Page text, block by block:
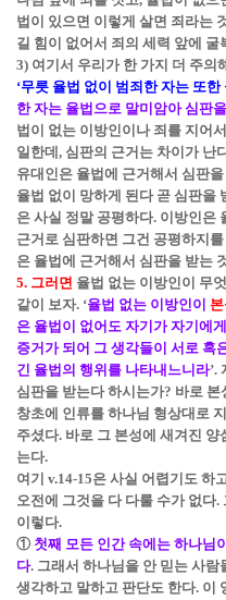
법이 있으면 이렇게 살면 죄라는
길 힘이 없어서 죄의 세력 앞에 굴
3) 여기서 우리가 한 가지 더 주의
‘무릇 율법 없이 범죄한 자는 또
한 자는 율법으로 말미암아 심판
법이 없는 이방인이나 죄를 지어
일한데, 심판의 근거는 차이가 난
유대인은 율법에 근거해서 심판
율법 없이 망하게 된다 곧 심판을
은 사실 정말 공평하다. 이방인은
근거로 심판하면 그건 공평하지
은 율법에 근거해서 심판을 받는
5. 그러면 율법 없는 이방인이 무
같이 보자. ‘율법 없는 이방인이
은 율법이 없어도 자기가 자기에
증거가 되어 그 생각들이 서로 혹
긴 율법의 행위를 나타내느니라’.
심판을 받는다 하시는가? 바로
창초에 인류를 하나님 형상대로
주셨다. 바로 그 본성에 새겨진
는다.
여기 v.14-15은 사실 어렵기도 하
오전에 그것을 다 다룰 수가 없다
이렇다.
① 첫째 모든 인간 속에는 하나님
다. 그래서 하나님을 안 믿는 사
생각하고 말하고 판단도 한다. 이